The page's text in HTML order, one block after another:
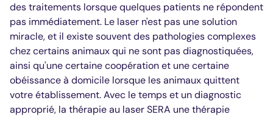
des traitements lorsque quelques patients ne répondent
pas immédiatement. Le laser n'est pas une solution
miracle, et il existe souvent des pathologies complexes
chez certains animaux qui ne sont pas diagnostiquées,
ainsi qu'une certaine coopération et une certaine
obéissance à domicile lorsque les animaux quittent
votre établissement. Avec le temps et un diagnostic
approprié, la thérapie au laser SERA une thérapie